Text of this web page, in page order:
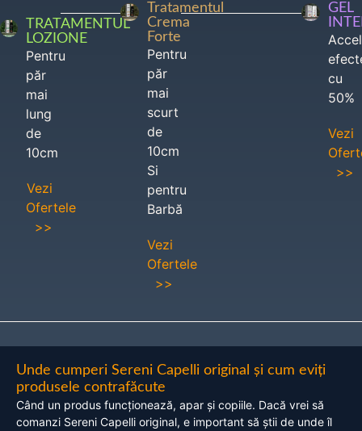
TRATAMENTUL
LOZIONE
Pentru
păr
mai
lung
de
10cm
Vezi
Ofertele
>>
Tratamentul
Crema
Forte
Pentru
păr
mai
scurt
de
10cm
Si
pentru
Barbă
Vezi
Ofertele
>>
GEL
cu
50%
Vezi
>>
Unde cumperi Sereni Capelli original și cum eviți
produsele contrafăcute
Când un produs funcționează, apar și copiile. Dacă vrei să
comanzi Sereni Capelli original, e important să știi de unde îl